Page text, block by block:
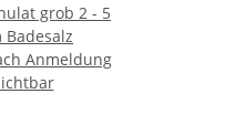
grob 2 - 5
Badesalz
Anmeldung